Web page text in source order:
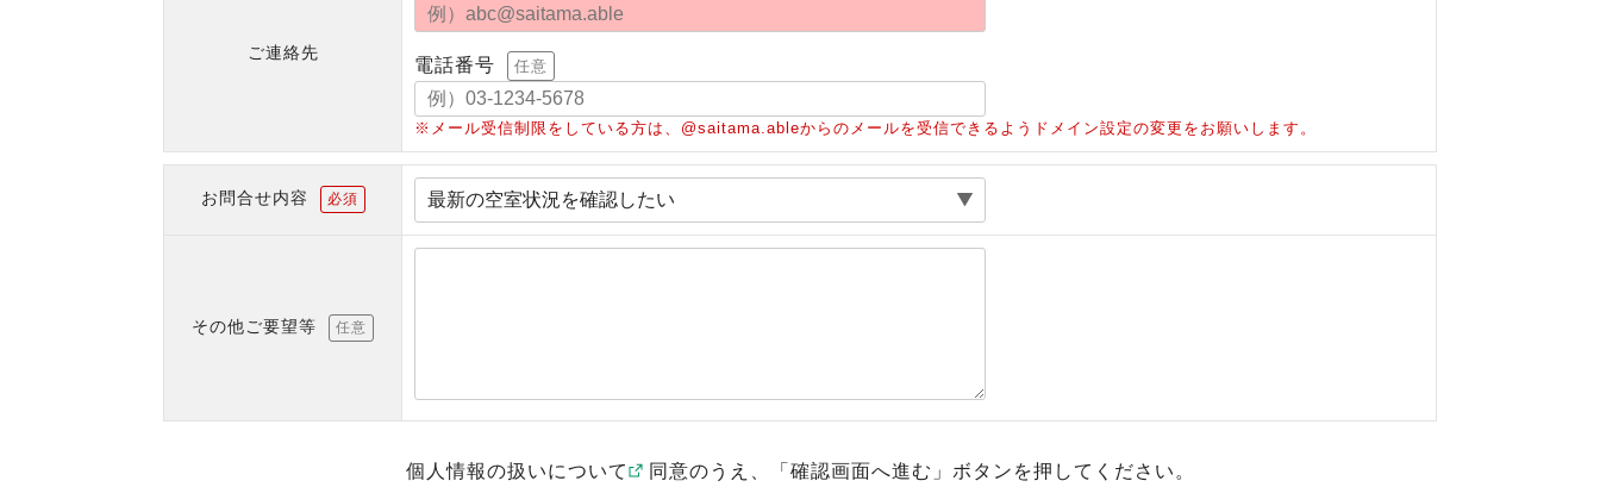
ご連絡先
電話番号 任意
※メール受信制限をしている方は、@saitama.ableからのメールを受信できるようドメイン設定の変更をお願いします。
お問合せ内容 必須
その他ご要望等 任意
個人情報の扱いについて 同意のうえ、「確認画面へ進む」ボタンを押してください。